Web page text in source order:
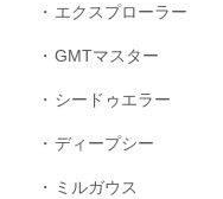
エクスプローラー
GMTマスター
シードゥエラー
ディープシー
ミルガウス